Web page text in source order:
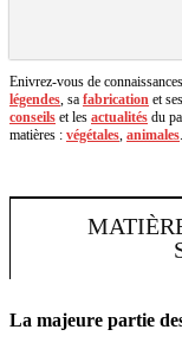
Enivrez-vous de
légendes, sa fabrication et ses
conseils et les actualités du
matières : végétales, animales.
La majeure partie